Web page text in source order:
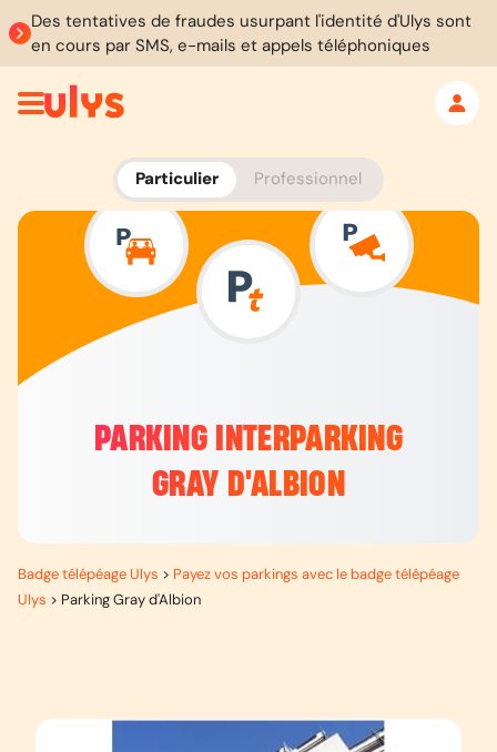
Des tentatives de fraudes usurpant l'identité d'Ulys sont
en cours par SMS, e-mails et appels téléphoniques
Particulier Professionnel
PARKING INTERPARKING
GRAY D'ALBION
Badge télépéage Ulys > Payez vos parkings avec le badge télépéage
Ulys > Parking Gray d'Albion